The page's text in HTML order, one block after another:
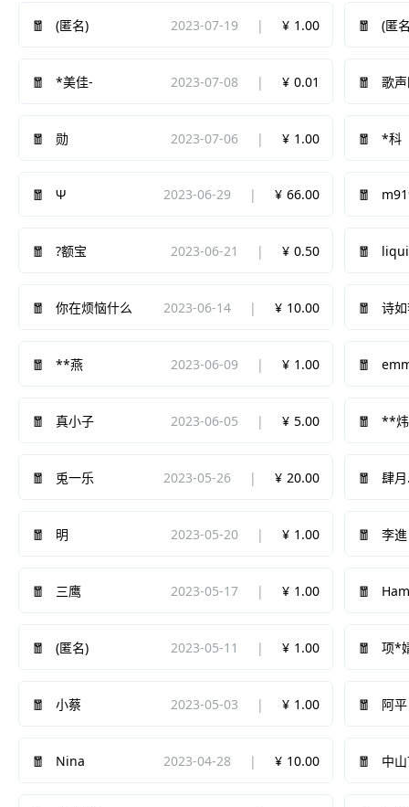
(匿名) 2023-07-19 1.00 (匿
*美佳- 2023-07-08 0.01 歌
勋 2023-07-06 1.00 *科
Ψ 2023-06-29 66.00
?额宝 2023-06-21 0.50
你在烦恼什么 2023-06-14 10.00 诗
**燕 2023-06-09 1.00
真小子 2023-06-05 5.00 **炜
兎一乐 2023-05-26 20.00 肆
明 2023-05-20 1.00 李進
三鹰 2023-05-17 1.00
(匿名) 2023-05-11 1.00 项*
小蔡 2023-05-03 1.00 阿平
Nina 2023-04-28 10.00 中